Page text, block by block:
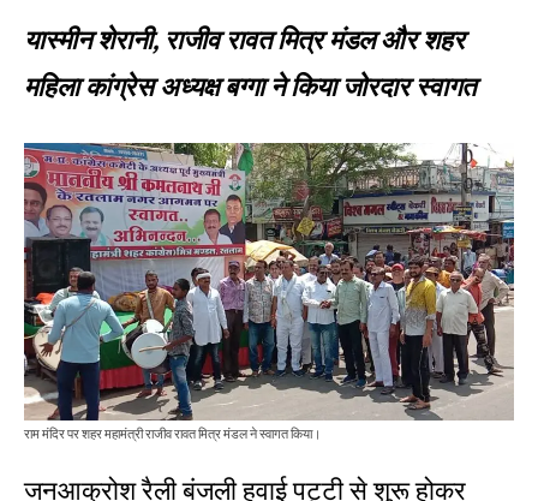
यास्मीन शेरानी, राजीव रावत मित्र मंडल और शहर
महिला कांग्रेस अध्यक्ष बग्गा ने किया जोरदार स्वागत
राम मंदिर पर शहर महामंत्री राजीव रावत मित्र मंडल ने स्वागत किया।
जनआक्रोश रैली बंजली हवाई पट्टी से शुरू होकर